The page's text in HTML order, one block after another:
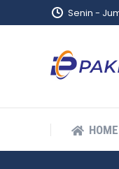
Senin -
HOME
HOME